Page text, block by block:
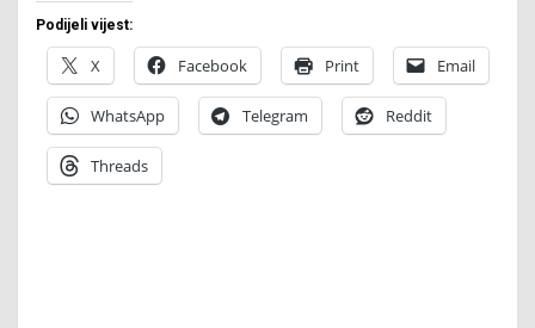
Podijeli vijest:
X Facebook Print Email
WhatsApp Telegram Reddit
Threads